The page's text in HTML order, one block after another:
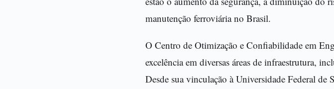
manutenção ferroviária no Brasil.
O Centro de Otimização e Confiabilidade em
excelência em diversas áreas de infraestrutura,
Desde sua vinculação à Universidade Federal